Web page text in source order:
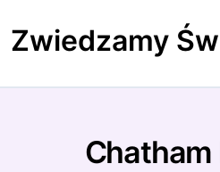
to
content
Zwiedzamy
Chatham